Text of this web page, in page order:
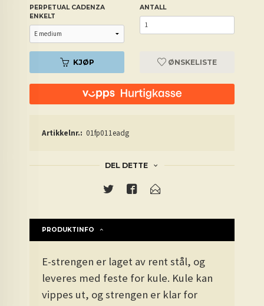
PERPETUAL CADENZA
ENKELT
ANTALL
KJØP ØNSKELISTE
Artikkelnr.: 01fp011eadg
DEL DETTE
PRODUKTINFO
E-strengen er laget av rent stål, og
leveres med feste for kule. Kule kan
vippes ut, og strengen er klar for